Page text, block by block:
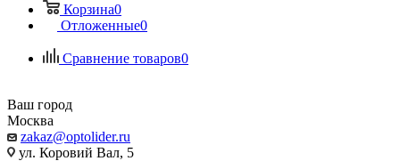
Корзина0
Отложенные0
Сравнение товаров0
Ваш город
Москва
zakaz@optolider.ru
ул. Коровий Вал, 5